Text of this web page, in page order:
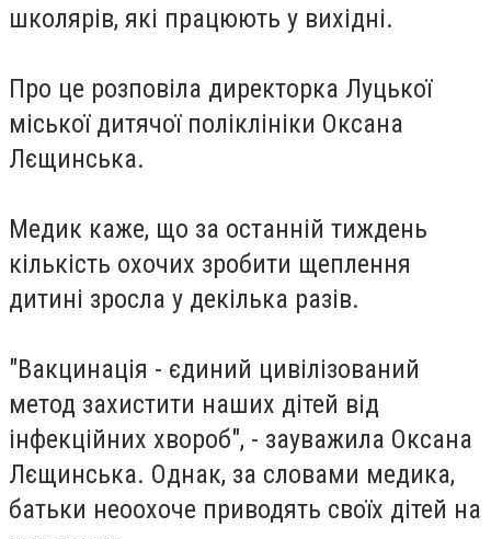
школярів, які працюють у вихідні.
Про це розповіла директорка Луцької
міської дитячої поліклініки Оксана
Лєщинська.
Медик каже, що за останній тиждень
кількість охочих зробити щеплення
дитині зросла у декілька разів.
"Вакцинація - єдиний цивілізований
метод захистити наших дітей від
інфекційних хвороб", - зауважила Оксана
Лєщинська. Однак, за словами медика,
батьки неоохоче приводять своїх дітей на